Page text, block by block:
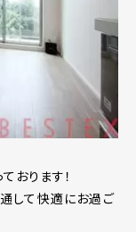
おります！
して快適にお過ご